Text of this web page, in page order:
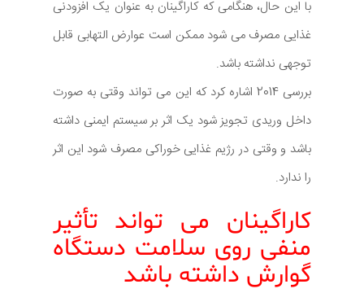
با این حال، هنگامی که کاراگینان به عنوان یک افزودنی
غذایی مصرف می شود ممکن است عوارض التهابی قابل
توجهی نداشته باشد.
بررسی 2014 اشاره کرد که این می تواند وقتی به صورت
داخل وریدی تجویز شود یک اثر بر سیستم ایمنی داشته
باشد و وقتی در رژیم غذایی خوراکی مصرف شود این اثر
را ندارد.
کاراگینان می تواند تأثیر
منفی روی سلامت دستگاه
گوارش داشته باشد